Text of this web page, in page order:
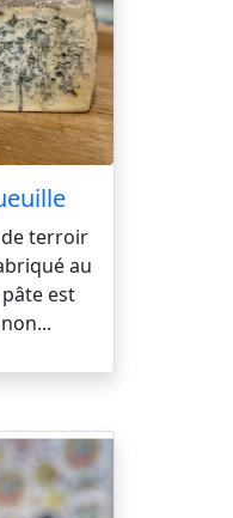
de terroir
au
est